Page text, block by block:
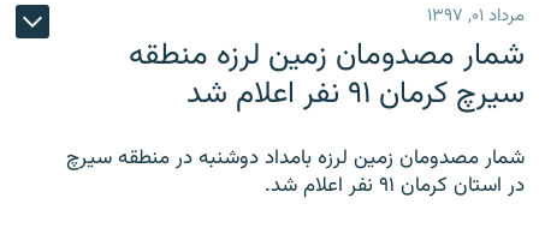
مرداد ۰۱, ۱۳۹۷
شمار مصدومان زمین لرزه منطقه
سیرچ کرمان ۹۱ نفر اعلام شد
شمار مصدومان زمین لرزه بامداد دوشنبه در منطقه سیرچ
در استان کرمان ۹۱ نفر اعلام شد.